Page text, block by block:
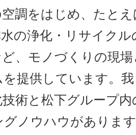
調をはじめ、たと
の浄化・リサイク
、モノづくりの現
提供しています。
術と松下グループ
グノウハウがありま